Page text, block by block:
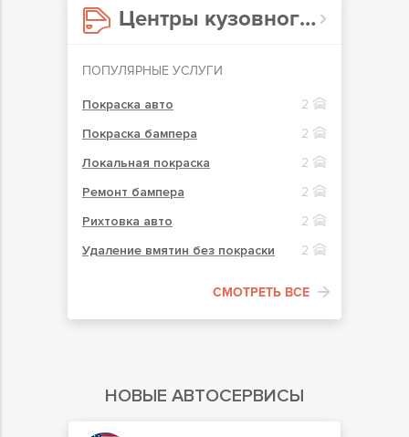
Центры кузовного ремонта в Ирпене
ПОПУЛЯРНЫЕ УСЛУГИ
Покраска авто
2
Покраска бампера
2
Локальная покраска
2
Ремонт бампера
2
Рихтовка авто
2
Удаление вмятин без покраски
2
СМОТРЕТЬ ВСЕ
НОВЫЕ АВТОСЕРВИСЫ